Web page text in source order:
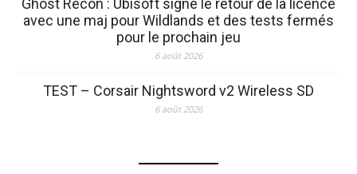
Ghost Recon : Ubisoft signe le retour de la licence
avec une maj pour Wildlands et des tests fermés
pour le prochain jeu
6 août 2026
TEST – Corsair Nightsword v2 Wireless SD
6 août 2026